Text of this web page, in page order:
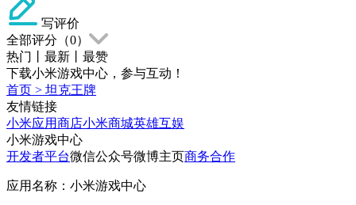
写评价
全部评分（0）
热门
最新
最赞
下载小米游戏中心，参与互动！
首页 > 坦克王牌
友情链接
小米应用商店小米商城英雄互娱
小米游戏中心
开发者平台微信公众号微博主页商务合作
应用名称：小米游戏中心